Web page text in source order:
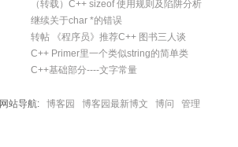
（转载）C++ sizeof 使用规则及陷阱分析
继续关于char *的错误
转帖 《程序员》推荐C++ 图书三人谈
C++ Primer里一个类似string的简单类
C++基础部分----文字常量
网站导航: 博客园 博客园最新博文 博问 管理